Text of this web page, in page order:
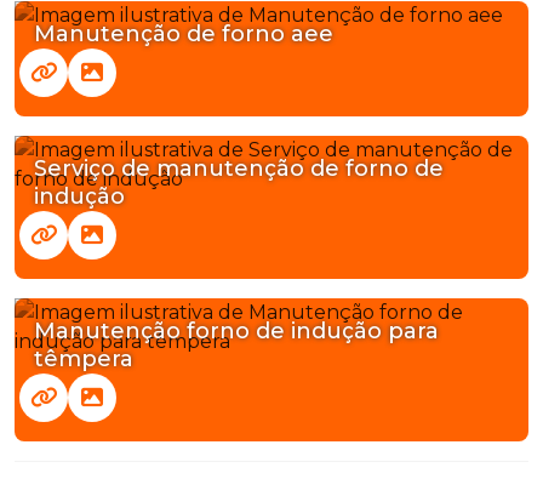
Manutenção de forno aee
Serviço de manutenção de forno de
indução
Manutenção forno de indução para
têmpera